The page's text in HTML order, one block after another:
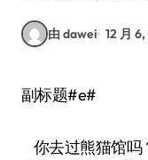
由 dawei 12 月
副标题#e#
你去过熊猫馆吗